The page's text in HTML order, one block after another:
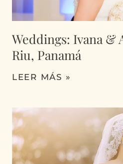
Weddings: Ivana &
Riu, Panamá
LEER MÁS »